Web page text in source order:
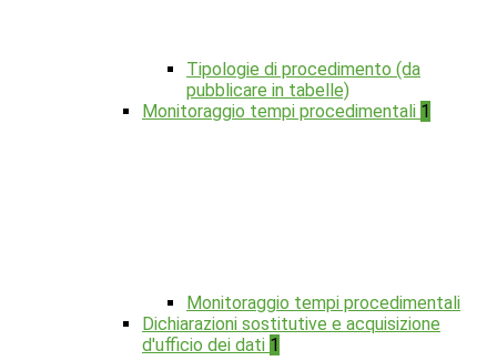
Tipologie di procedimento (da
pubblicare in tabelle)
Monitoraggio tempi procedimentali 1
Monitoraggio tempi procedimentali
Dichiarazioni sostitutive e acquisizione
d'ufficio dei dati 1